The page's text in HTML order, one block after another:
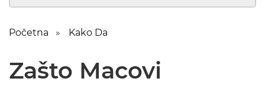
Početna Kako Da
Zašto Macovi